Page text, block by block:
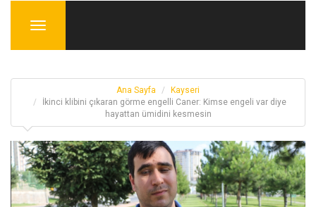
Menu
Ana Sayfa
Kayseri
İkinci klibini çıkaran görme engelli Caner: Kimse engeli var diye
hayattan ümidini kesmesin